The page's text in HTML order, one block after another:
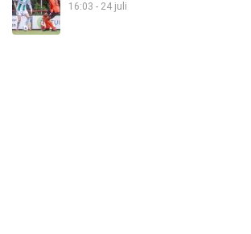
16:03 - 24 juli